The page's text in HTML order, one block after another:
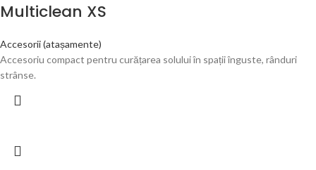
Multiclean XS
Accesorii (atașamente)
Accesoriu compact pentru curățarea solului în spații înguste, rânduri
strânse.